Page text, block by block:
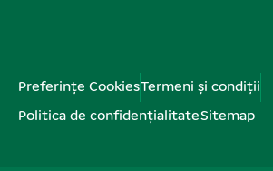
Preferințe CookiesTermeni și condiții
Politica de confidențialitateSitemap